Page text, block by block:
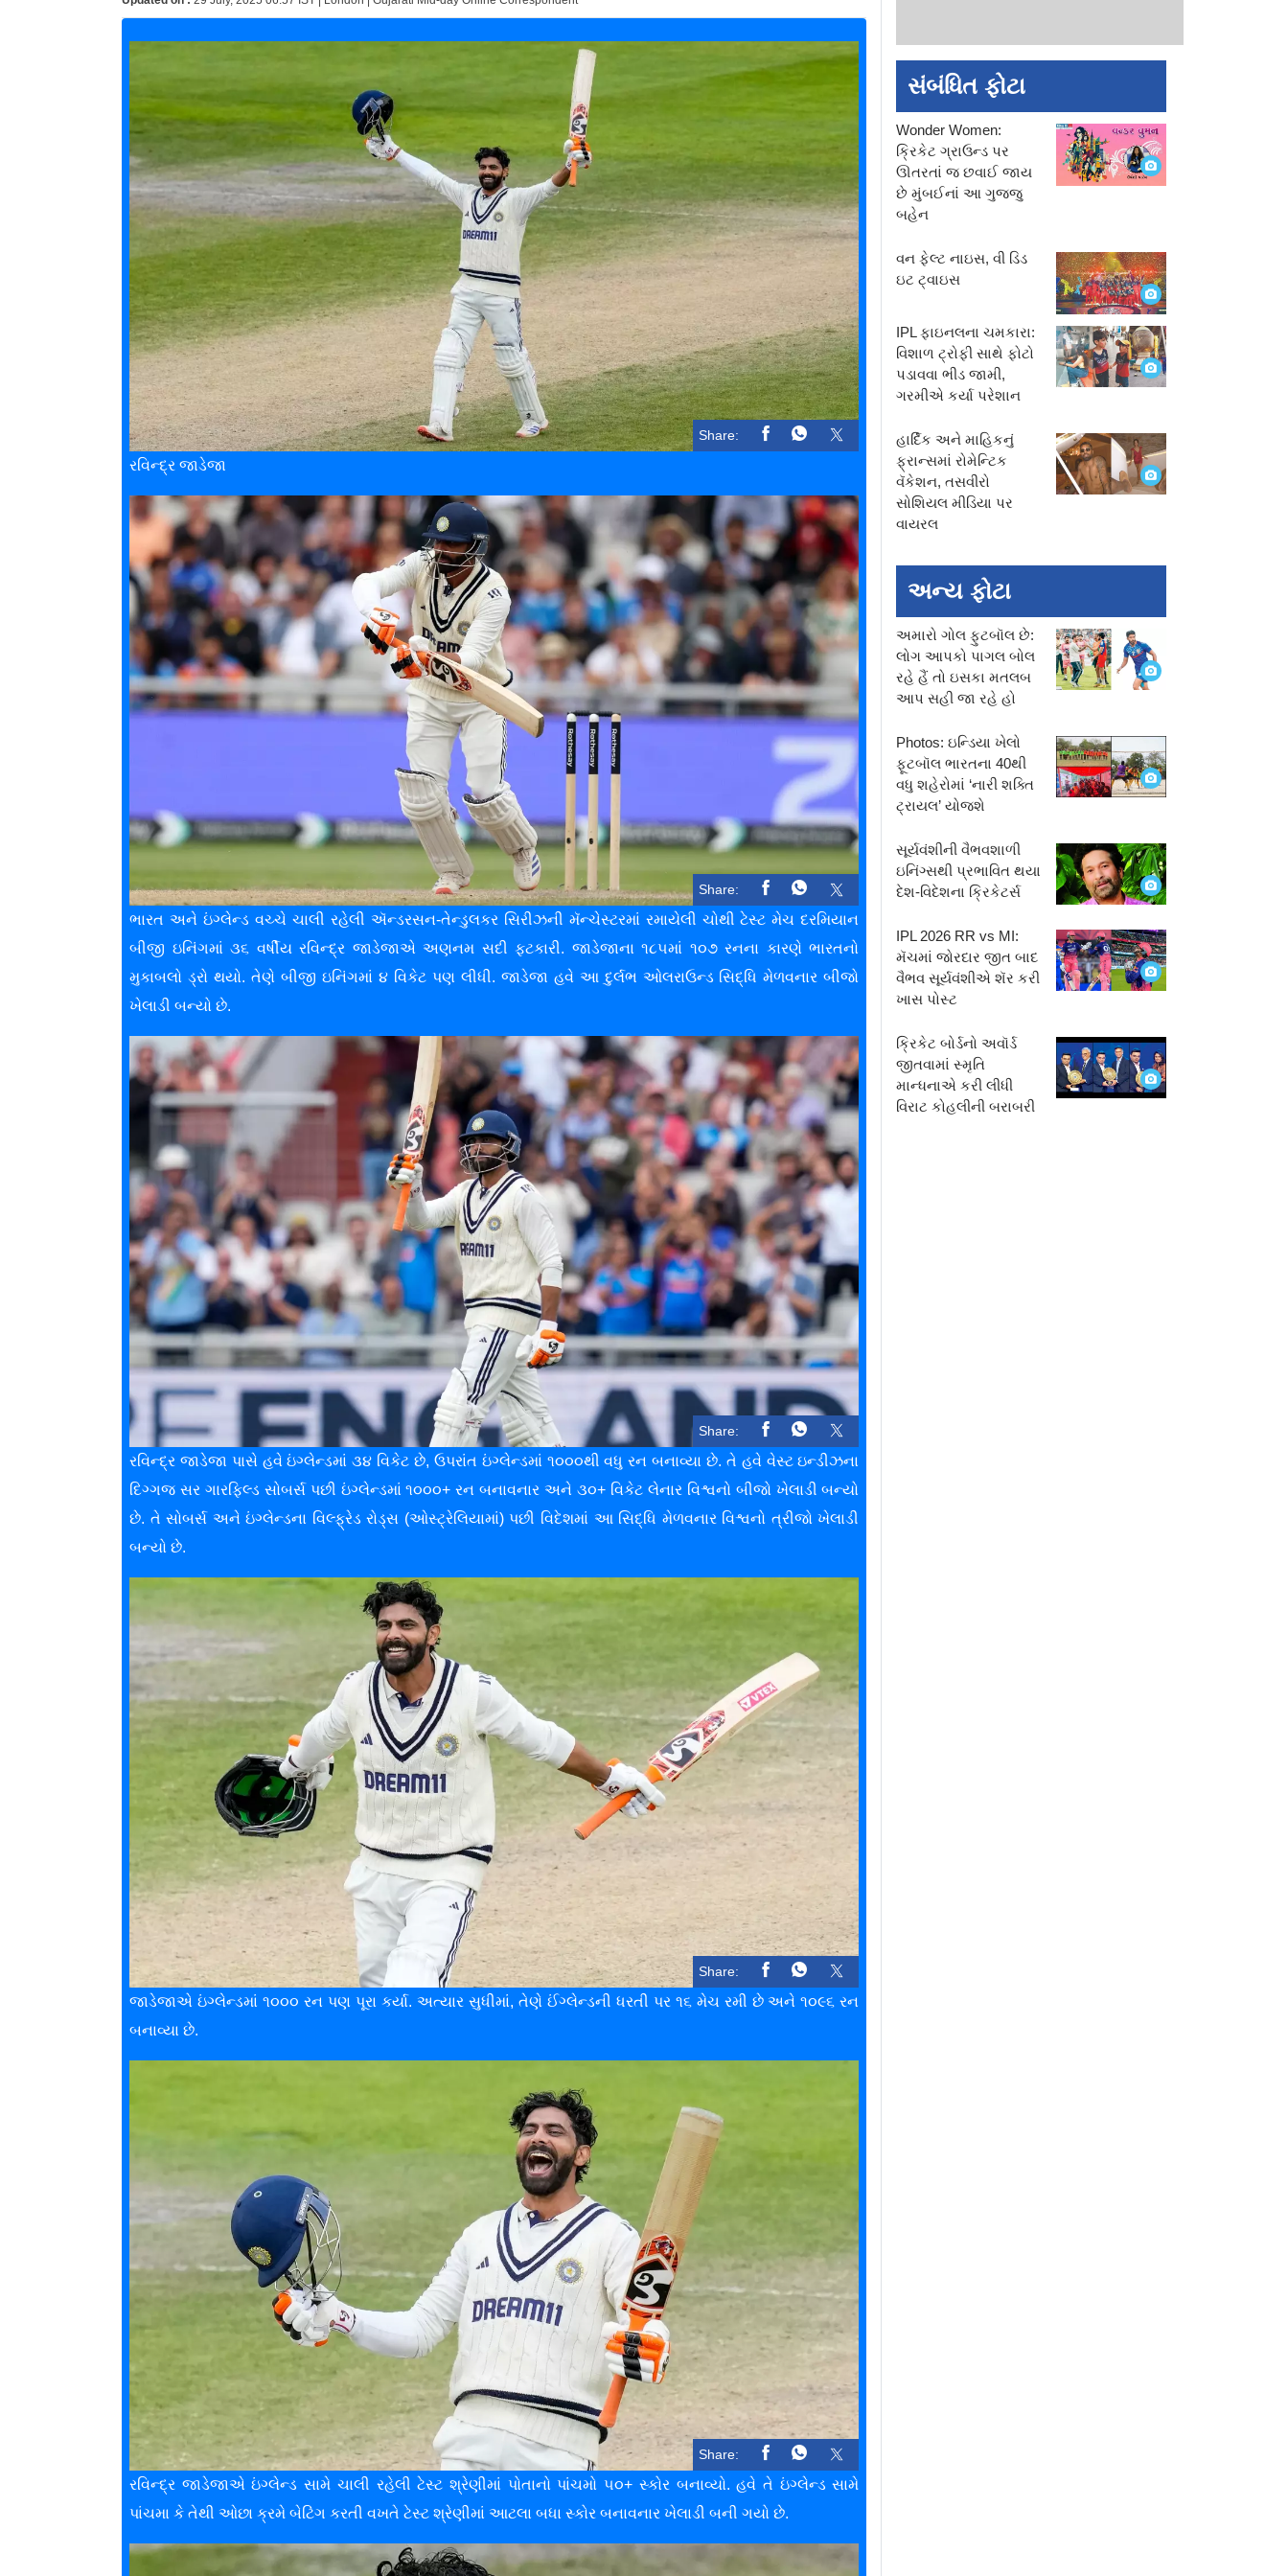
Share:
રવિન્દ્ર જાડેજા
Share:
ભારત અને ઇંગ્લેન્ડ વચ્ચે ચાલી રહેલી ઍન્ડરસન-તેન્ડુલકર સિરીઝની મૅન્ચેસ્ટરમાં રમાયેલી ચોથી ટેસ્ટ મેચ દરમિયાન
બીજી ઇનિંગમાં ૩૬ વર્ષીય રવિન્દ્ર જાડેજાએ અણનમ સદી ફટકારી. જાડેજાના ૧૮૫માં ૧૦૭ રનના કારણે ભારતનો
મુકાબલો ડ્રો થયો. તેણે બીજી ઇનિંગમાં ૪ વિકેટ પણ લીધી. જાડેજા હવે આ દુર્લભ ઓલરાઉન્ડ સિદ્ધિ મેળવનાર બીજો
ખેલાડી બન્યો છે.
Share:
રવિન્દ્ર જાડેજા પાસે હવે ઇંગ્લેન્ડમાં ૩૪ વિકેટ છે, ઉપરાંત ઇંગ્લેન્ડમાં ૧૦૦૦થી વધુ રન બનાવ્યા છે. તે હવે વેસ્ટ ઇન્ડીઝના
દિગ્ગજ સર ગારફિલ્ડ સોબર્સ પછી ઇંગ્લેન્ડમાં ૧૦૦૦+ રન બનાવનાર અને ૩૦+ વિકેટ લેનાર વિશ્વનો બીજો ખેલાડી બન્યો
છે. તે સોબર્સ અને ઇંગ્લેન્ડના વિલ્ફ્રેડ રોડ્સ (ઓસ્ટ્રેલિયામાં) પછી વિદેશમાં આ સિદ્ધિ મેળવનાર વિશ્વનો ત્રીજો ખેલાડી
બન્યો છે.
Share:
જાડેજાએ ઇંગ્લેન્ડમાં ૧૦૦૦ રન પણ પૂરા કર્યા. અત્યાર સુધીમાં, તેણે ઈંગ્લેન્ડની ધરતી પર ૧૬ મેચ રમી છે અને ૧૦૯૬ રન
બનાવ્યા છે.
Share:
રવિન્દ્ર જાડેજાએ ઇંગ્લેન્ડ સામે ચાલી રહેલી ટેસ્ટ શ્રેણીમાં પોતાનો પાંચમો ૫૦+ સ્કોર બનાવ્યો. હવે તે ઇંગ્લેન્ડ સામે
પાંચમા કે તેથી ઓછા ક્રમે બેટિંગ કરતી વખતે ટેસ્ટ શ્રેણીમાં આટલા બધા સ્કોર બનાવનાર ખેલાડી બની ગયો છે.
સંબંધિત ફોટા
Wonder Women:
ક્રિકેટ ગ્રાઉન્ડ પર
ઊતરતાં જ છવાઈ જાય
છે મુંબઈનાં આ ગુજ્જુ
બહેન
વન ફેલ્ટ નાઇસ, વી ડિડ
ઇટ ટ્વાઇસ
IPL ફાઇનલના ચમકારા:
વિશાળ ટ્રોફી સાથે ફોટો
પડાવવા ભીડ જામી,
ગરમીએ કર્યા પરેશાન
હાર્દિક અને માહિકનું
ફ્રાન્સમાં રોમેન્ટિક
વૅકેશન, તસવીરો
સોશિયલ મીડિયા પર
વાયરલ
અન્ય ફોટા
અમારો ગોલ ફુટબૉલ છે:
લોગ આપકો પાગલ બોલ
રહે હૈં તો ઇસકા મતલબ
આપ સહી જા રહે હો
Photos: ઇન્ડિયા ખેલો
ફૂટબૉલ ભારતના 40થી
વધુ શહેરોમાં ‘નારી શક્તિ
ટ્રાયલ’ યોજશે
સૂર્યવંશીની વૈભવશાળી
ઇનિંગ્સથી પ્રભાવિત થયા
દેશ-વિદેશના ક્રિકેટર્સ
IPL 2026 RR vs MI:
મૅચમાં જોરદાર જીત બાદ
વૈભવ સૂર્યવંશીએ શૅર કરી
ખાસ પોસ્ટ
​ક્રિકેટ બોર્ડનો અવૉર્ડ
જીતવામાં સ્મૃતિ
માન્ધનાએ કરી લીધી
વિરાટ કોહલીની બરાબરી